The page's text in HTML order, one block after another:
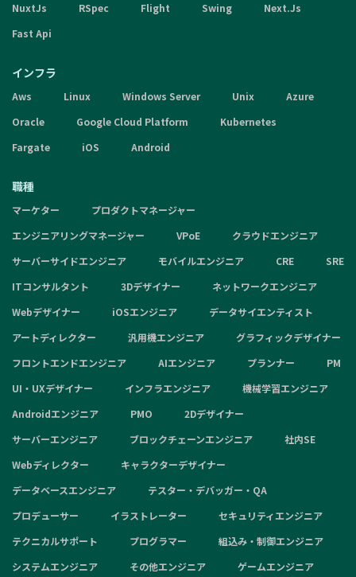
NuxtJs
RSpec Flight Swing
Next.Js
Fast Api
インフラ
Aws Linux Windows Server Unix
Azure
Oracle
Google Cloud Platform
Kubernetes
Fargate
iOS Android
職種
マーケター
プロダクトマネージャー
エンジニアリングマネージャー
VPoE
クラウドエンジニア
サーバーサイドエンジニア
モバイルエンジニア CRE
SRE
ITコンサルタント
3Dデザイナー
ネットワークエンジニア
Webデザイナー
iOSエンジニア
データサイエンティスト
アートディレクター
汎用機エンジニア
グラフィックデザイナー
フロントエンドエンジニア
AIエンジニア プランナー
PM
UI・UXデザイナー
インフラエンジニア
機械学習エンジニア
Androidエンジニア
PMO
2Dデザイナー
サーバーエンジニア
ブロックチェーンエンジニア
社内SE
Webディレクター
キャラクターデザイナー
データベースエンジニア
テスター・デバッガー・QA
プロデューサー
イラストレーター
セキュリティエンジニア
テクニカルサポート
プログラマー
組込み・制御エンジニア
システムエンジニア
その他エンジニア ゲームエンジニア